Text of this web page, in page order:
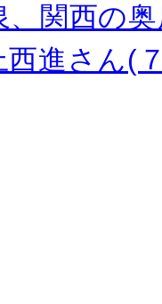
関西の
西進さん(